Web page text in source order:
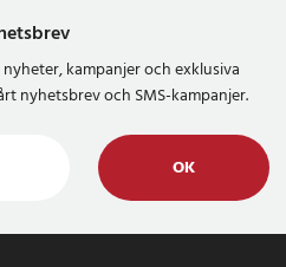
kampanjer och exklusiva
nyhetsbrev och SMS-kampanjer.
OK